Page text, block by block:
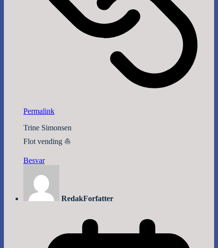
Permalink
Trine Simonsen
Flot vending ⛵️
Besvar
RedakForfatter